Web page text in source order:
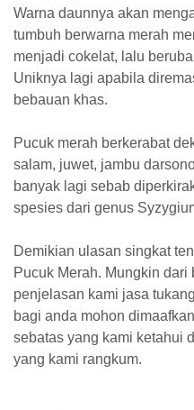
Warna daunnya akan
tumbuh berwarna merah
menjadi cokelat, lalu
Uniknya lagi apabila
bebauan khas.
Pucuk merah berkerabat
salam, juwet, jambu
banyak lagi sebab
spesies dari genus
Demikian ulasan singkat
Pucuk Merah. Mungkin
penjelasan kami jasa
bagi anda mohon
sebatas yang kami ketahui
yang kami rangkum.